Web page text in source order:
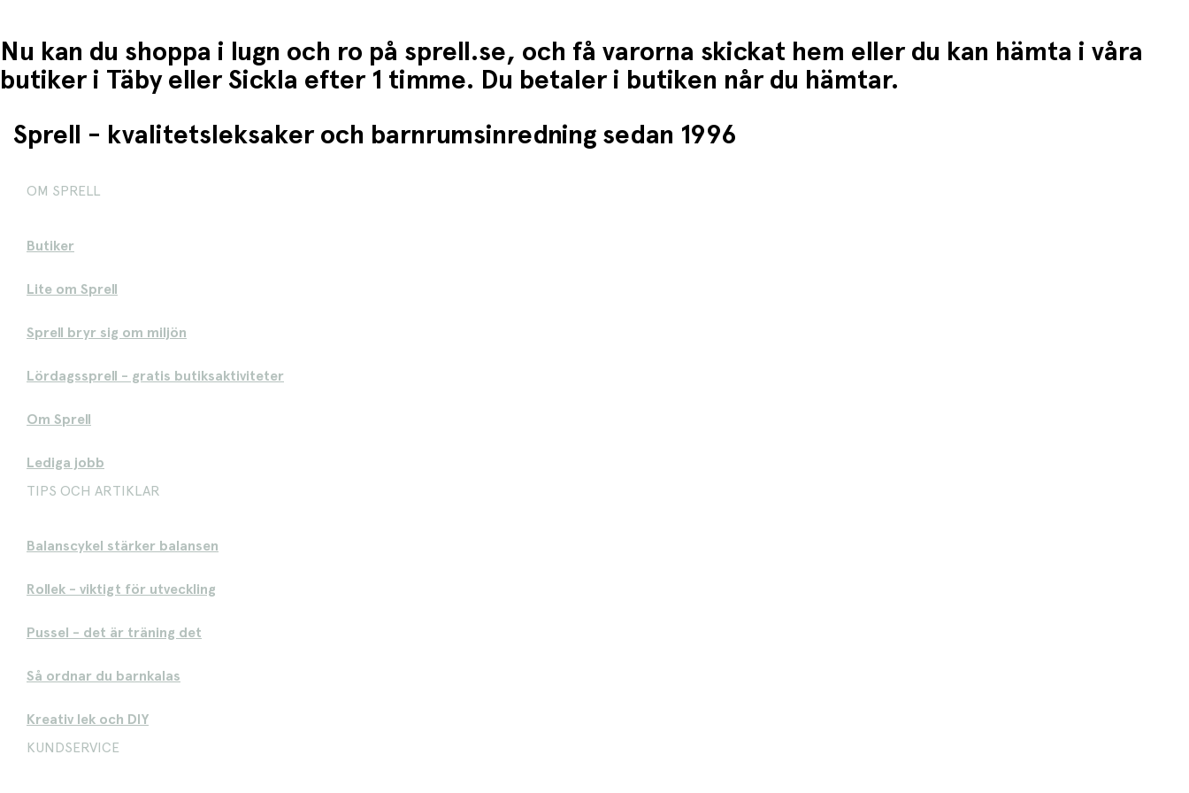
Nu kan du shoppa i lugn och ro på sprell.se, och få varorna skickat hem eller du kan hämta i våra
butiker i Täby eller Sickla efter 1 timme. Du betaler i butiken når du hämtar.
Sprell - kvalitetsleksaker och barnrumsinredning sedan 1996
OM SPRELL
Butiker
Lite om Sprell
Sprell bryr sig om miljön
Lördagssprell - gratis butiksaktiviteter
Om Sprell
Lediga jobb
TIPS OCH ARTIKLAR
Balanscykel stärker balansen
Rollek - viktigt för utveckling
Pussel - det är träning det
Så ordnar du barnkalas
Kreativ lek och DIY
KUNDSERVICE